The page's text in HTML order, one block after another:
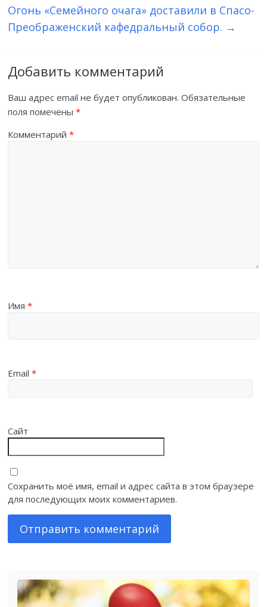
Огонь «Семейного очага» доставили в Спасо-
Преображенский кафедральный собор. →
Добавить комментарий
Ваш адрес email не будет опубликован. Обязательные
поля помечены*
Комментарий*
Имя*
Email*
Сайт
Сохранить моё имя, email и адрес сайта в этом браузере
для последующих моих комментариев.